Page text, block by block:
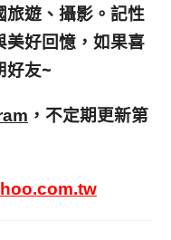
遊、攝影。 記性
好回憶， 如果喜
好友~
，不定期更新第